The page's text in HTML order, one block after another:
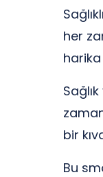
her
bir
Bu